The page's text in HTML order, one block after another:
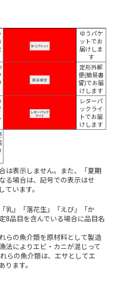
ゆうパケ
ットでお
届けしま
す
定形外郵
便(簡易書
留)でお届
けします
レターパ
ックライ
トでお届
けします
は表示しません。また、「夏期
る場合は、記号での表示はせ
います。
乳」「落花生」「えび」「か
8品目を含んでいる場合に品目名
らの魚介類を原材料として製造
法によりエビ・カニが混じって
らの魚介類は、エサとしてエ
ます。